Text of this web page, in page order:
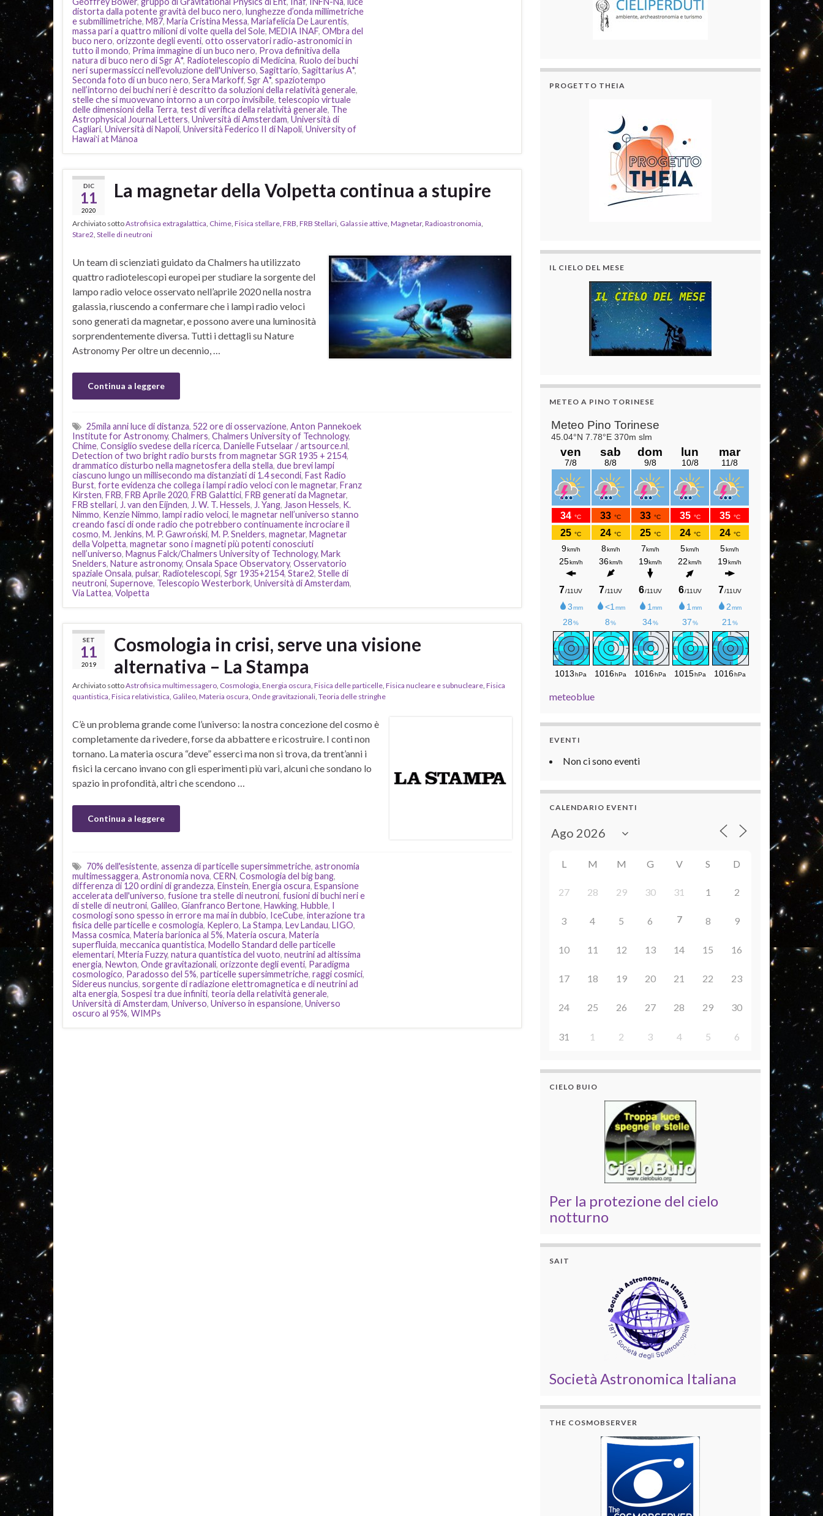
distorta dalla potente gravità del buco nero, lunghezze d’onda millimetriche
e submillimetriche, M87, Maria Cristina Messa, Mariafelicia De Laurentis,
massa pari a quattro milioni di volte quella del Sole, MEDIA INAF, OMbra del
buco nero, orizzonte degli eventi, otto osservatori radio-astronomici in
tutto il mondo, Prima immagine di un buco nero, Prova definitiva della
natura di buco nero di Sgr A*, Radiotelescopio di Medicina, Ruolo dei buchi
neri supermassicci nell'evoluzione dell'Universo, Sagittario, Sagittarius A*,
Seconda foto di un buco nero, Sera Markoff, Sgr A*, spaziotempo
nell’intorno dei buchi neri è descritto da soluzioni della relatività generale,
stelle che si muovevano intorno a un corpo invisibile, telescopio virtuale
delle dimensioni della Terra, test di verifica della relatività generale, The
Astrophysical Journal Letters, Università di Amsterdam, Università di
Cagliari, Università di Napoli, Università Federico II di Napoli, University of
Hawaiʻi at Mānoa
DIC
11
2020
La magnetar della Volpetta continua a stupire
Archiviato sottoAstrofisica extragalattica, Chime, Fisica stellare, FRB, FRB Stellari, Galassie attive, Magnetar, Radioastronomia,
Stare2, Stelle di neutroni
Un team di scienziati guidato da Chalmers ha utilizzato
quattro radiotelescopi europei per studiare la sorgente del
lampo radio veloce osservato nell’aprile 2020 nella nostra
galassia, riuscendo a confermare che i lampi radio veloci
sono generati da magnetar, e possono avere una luminosità
sorprendentemente diversa. Tutti i dettagli su Nature
Astronomy Per oltre un decennio, …
Continua a leggere
25mila anni luce di distanza, 522 ore di osservazione, Anton Pannekoek
Institute for Astronomy, Chalmers, Chalmers University of Technology,
Chime, Consiglio svedese della ricerca, Danielle Futselaar / artsource.nl,
Detection of two bright radio bursts from magnetar SGR 1935 + 2154,
drammatico disturbo nella magnetosfera della stella, due brevi lampi
ciascuno lungo un millisecondo ma distanziati di 1.4 secondi, Fast Radio
Burst, forte evidenza che collega i lampi radio veloci con le magnetar, Franz
Kirsten, FRB, FRB Aprile 2020, FRB Galattici, FRB generati da Magnetar,
FRB stellari, J. van den Eijnden, J. W. T. Hessels, J. Yang, Jason Hessels, K.
Nimmo, Kenzie Nimmo, lampi radio veloci, le magnetar nell’universo stanno
creando fasci di onde radio che potrebbero continuamente incrociare il
cosmo, M. Jenkins, M. P. Gawroński, M. P. Snelders, magnetar, Magnetar
della Volpetta, magnetar sono i magneti più potenti conosciuti
nell’universo, Magnus Falck/Chalmers University of Technology, Mark
Snelders, Nature astronomy, Onsala Space Observatory, Osservatorio
spaziale Onsala, pulsar, Radiotelescopi, Sgr 1935+2154, Stare2, Stelle di
neutroni, Supernove, Telescopio Westerbork, Università di Amsterdam,
Via Lattea, Volpetta
SET
11
2019
Cosmologia in crisi, serve una visione
alternativa – La Stampa
Archiviato sottoAstrofisica multimessagero, Cosmologia, Energia oscura, Fisica delle particelle, Fisica nucleare e subnucleare, Fisica
quantistica, Fisica relativistica, Galileo, Materia oscura, Onde gravitazionali, Teoria delle stringhe
C’è un problema grande come l’universo: la nostra concezione del cosmo è
completamente da rivedere, forse da abbattere e ricostruire. I conti non
tornano. La materia oscura “deve” esserci ma non si trova, da trent’anni i
fisici la cercano invano con gli esperimenti più vari, alcuni che sondano lo
spazio in profondità, altri che scendono …
Continua a leggere
70% dell'esistente, assenza di particelle supersimmetriche, astronomia
multimessaggera, Astronomia nova, CERN, Cosmologia del big bang,
differenza di 120 ordini di grandezza, Einstein, Energia oscura, Espansione
accelerata dell'universo, fusione tra stelle di neutroni, fusioni di buchi neri e
di stelle di neutroni, Galileo, Gianfranco Bertone, Hawking, Hubble, I
cosmologi sono spesso in errore ma mai in dubbio, IceCube, interazione tra
fisica delle particelle e cosmologia, Keplero, La Stampa, Lev Landau, LIGO,
Massa cosmica, Materia barionica al 5%, Materia oscura, Materia
superfluida, meccanica quantistica, Modello Standard delle particelle
elementari, Mteria Fuzzy, natura quantistica del vuoto, neutrini ad altissima
energia, Newton, Onde gravitazionali, orizzonte degli eventi, Paradigma
cosmologico, Paradosso del 5%, particelle supersimmetriche, raggi cosmici,
Sidereus nuncius, sorgente di radiazione elettromagnetica e di neutrini ad
alta energia, Sospesi tra due infiniti, teoria della relatività generale,
Università di Amsterdam, Universo, Universo in espansione, Universo
oscuro al 95%, WIMPs
PROGETTO THEIA
IL CIELO DEL MESE
METEO A PINO TORINESE
meteoblue
EVENTI
Non ci sono eventi
CALENDARIO EVENTI
L M M G V S D
27 28 29 30 31 1 2
3 4 5 6 7 8 9
10 11 12 13 14 15 16
17 18 19 20 21 22 23
24 25 26 27 28 29 30
31 1 2 3 4 5 6
CIELO BUIO
Per la protezione del cielo
notturno
SAIT
Società Astronomica Italiana
THE COSMOBSERVER